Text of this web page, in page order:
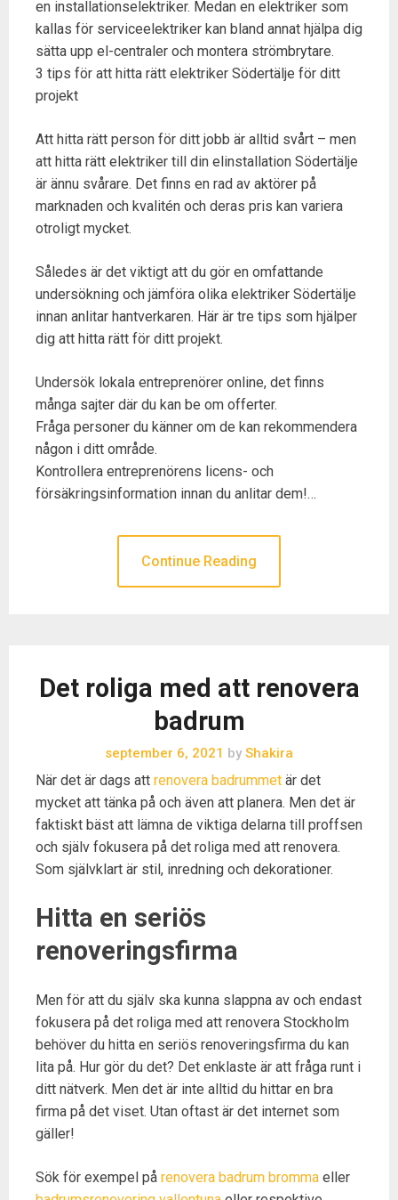
en installationselektriker. Medan en elektriker som
kallas för serviceelektriker kan bland annat hjälpa dig
sätta upp el-centraler och montera strömbrytare.
3 tips för att hitta rätt elektriker Södertälje för ditt
projekt
Att hitta rätt person för ditt jobb är alltid svårt – men
att hitta rätt elektriker till din elinstallation Södertälje
är ännu svårare. Det finns en rad av aktörer på
marknaden och kvalitén och deras pris kan variera
otroligt mycket.
Således är det viktigt att du gör en omfattande
undersökning och jämföra olika elektriker Södertälje
innan anlitar hantverkaren. Här är tre tips som hjälper
dig att hitta rätt för ditt projekt.
Undersök lokala entreprenörer online, det finns
många sajter där du kan be om offerter.
Fråga personer du känner om de kan rekommendera
någon i ditt område.
Kontrollera entreprenörens licens- och
försäkringsinformation innan du anlitar dem!…
Continue Reading
Det roliga med att renovera
badrum
september 6, 2021 by Shakira
När det är dags att renovera badrummet är det
mycket att tänka på och även att planera. Men det är
faktiskt bäst att lämna de viktiga delarna till proffsen
och själv fokusera på det roliga med att renovera.
Som självklart är stil, inredning och dekorationer.
Hitta en seriös
renoveringsfirma
Men för att du själv ska kunna slappna av och endast
fokusera på det roliga med att renovera Stockholm
behöver du hitta en seriös renoveringsfirma du kan
lita på. Hur gör du det? Det enklaste är att fråga runt i
ditt nätverk. Men det är inte alltid du hittar en bra
firma på det viset. Utan oftast är det internet som
gäller!
Sök för exempel på renovera badrum bromma eller